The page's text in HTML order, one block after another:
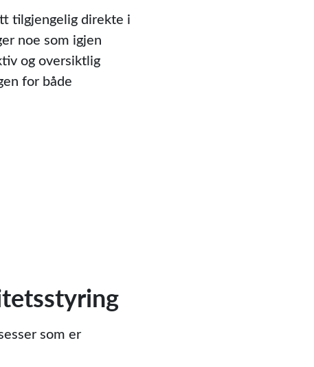
tilgjengelig direkte i
noe som igjen
og oversiktlig
for både
som er